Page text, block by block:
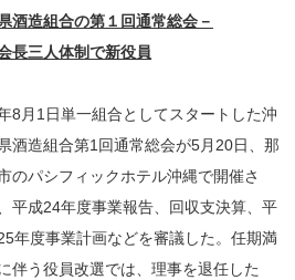
酒造組合の第１回通常総会－
長三人体制で新役員
8月1日単一組合としてスタートした沖
酒造組合第1回通常総会が5月20日、那
のパシフィックホテル沖縄で開催さ
平成24年度事業報告、回収支決算、平
年度事業計画などを審議した。任期満
伴う役員改選では、理事を退任した